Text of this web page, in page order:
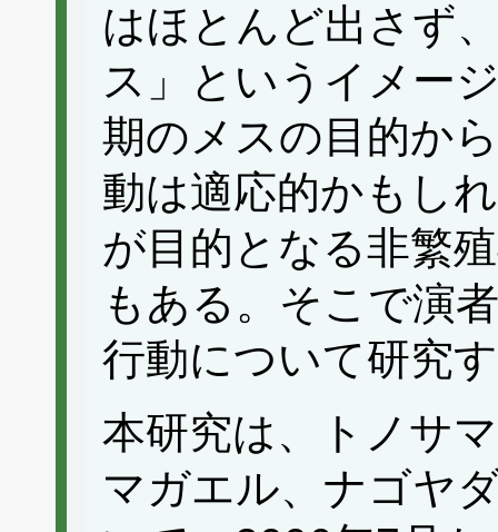
はほとんど出さず
ス」というイメー
期のメスの目的か
動は適応的かもし
が目的となる非繁
もある。そこで演
行動について研究
本研究は、トノサ
マガエル、ナゴヤ